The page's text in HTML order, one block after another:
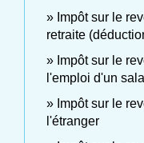
Impôt sur le
retraite
Impôt sur le
l'emploi d'un
Impôt sur le
l'étranger